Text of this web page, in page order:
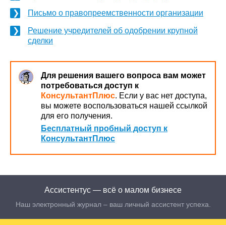
Письмо о правопреемственности организации
Решение учредителей об одобрении крупной
сделки
Для решения вашего вопроса вам может
потребоваться доступ к
КонсультантПлюс. Если у вас нет доступа,
вы можете воспользоваться нашей ссылкой
для его получения.
Бесплатный пробный доступ к
КонсультантПлюс
Ассистентус — всё о малом бизнесе
Наш электронный журнал – ваш личный ассистент успеха.